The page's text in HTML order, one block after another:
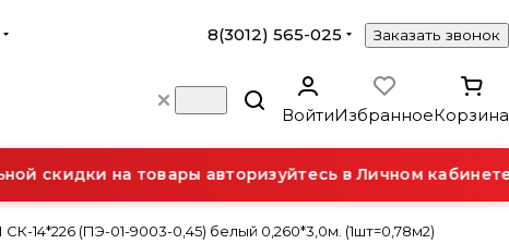
8(3012) 565-025 Заказать звонок
ВойтиИзбранноеКорзина
скидки на товары авторизуйтесь в Личном кабинете.
14*226 (ПЭ-01-9003-0,45) белый 0,260*3,0м. (1шт=0,78м2)